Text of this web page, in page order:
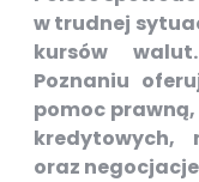
w trudnej
kursów
Poznaniu
pomoc
kredytowych,
oraz